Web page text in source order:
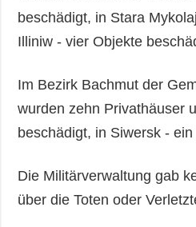
beschädigt, in Stara
Illiniw - vier Objekte
Im Bezirk Bachmut der
wurden zehn Privathäuser
beschädigt, in Siwersk -
Die Militärverwaltung gab
über die Toten oder